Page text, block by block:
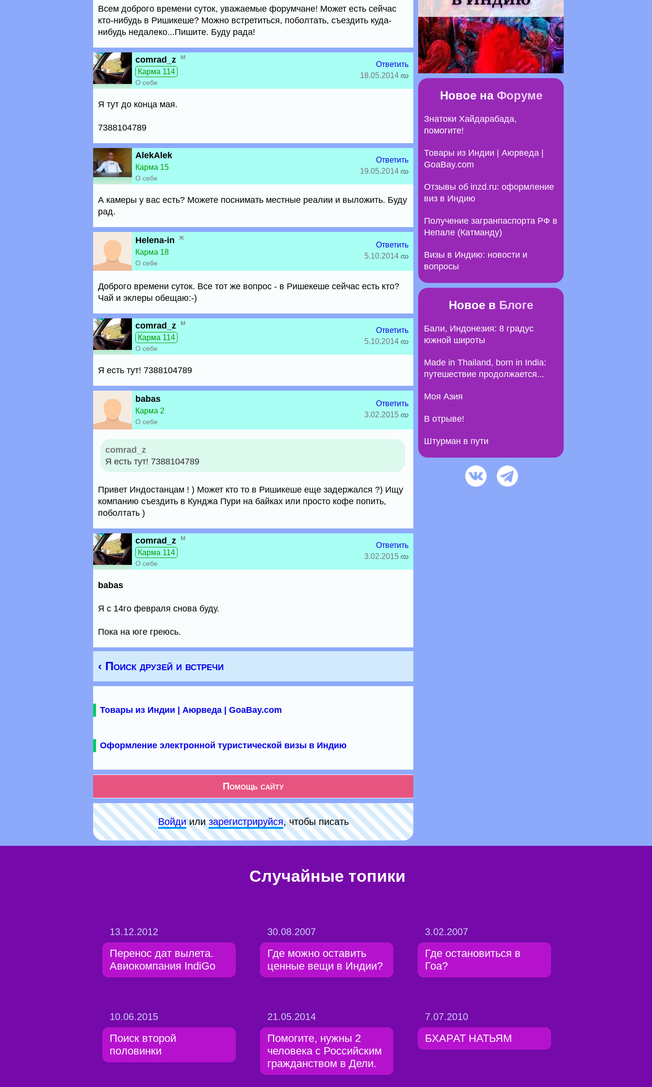
Всем доброго времени суток, уважаемые форумчане! Может есть сейчас
кто-нибудь в Ришикеше? Можно встретиться, поболтать, съездить куда-
нибудь недалеко...Пишите. Буду рада!
comrad_z м
Карма 114
О себе
Ответить
18.05.2014
Я тут до конца мая.
7388104789
AlekAlek
Карма 15
О себе
Ответить
19.05.2014
А камеры у вас есть? Можете поснимать местные реалии и выложить. Буду
рад.
Helena-in ж
Карма 18
О себе
Ответить
5.10.2014
Доброго времени суток. Все тот же вопрос - в Ришекеше сейчас есть кто?
Чай и эклеры обещаю:-)
comrad_z м
Карма 114
О себе
Ответить
5.10.2014
Я есть тут! 7388104789
babas
Карма 2
О себе
Ответить
3.02.2015
comrad_z
Я есть тут! 7388104789
Привет Индостанцам ! ) Может кто то в Ришикеше еще задержался ?) Ищу
компанию съездить в Кунджа Пури на байках или просто кофе попить,
поболтать )
comrad_z м
Карма 114
О себе
Ответить
3.02.2015
babas
Я с 14го февраля снова буду.
Пока на юге греюсь.
‹ Поиск друзей и встречи
Товары из Индии | Аюрведа | GoaBay.com
Оформление электронной туристической визы в Индию
Помощь сайту
Войдиилизарeгиcтpируйся, чтобы писать
Новое на Форуме
Знатоки Хайдарабада,
помогите!
Товары из Индии | Аюрведа |
GoaBay.com
Отзывы об inzd.ru: оформление
виз в Индию
Получение загранпаспорта РФ в
Непале (Катманду)
Визы в Индию: новости и
вопросы
Новое в Блоге
Бали, Индонезия: 8 градус
южной широты
Made in Thailand, born in India:
путешествие продолжается...
Моя Азия
В отрыве!
Штурман в пути
Случайные топики
13.12.2012
Перенос дат вылета.
Авиокомпания IndiGo
30.08.2007
Где можно оставить
ценные вещи в Индии?
3.02.2007
Где остановиться в
Гоа?
10.06.2015
Поиск второй
половинки
21.05.2014
Помогите, нужны 2
человека с Российским
гражданством в Дели.
7.07.2010
БХАРАТ НАТЬЯМ